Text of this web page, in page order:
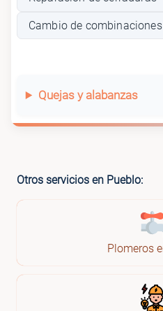
Cambio de
Quejas y alabanzas
Otros servicios en Pueblo:
Plomeros